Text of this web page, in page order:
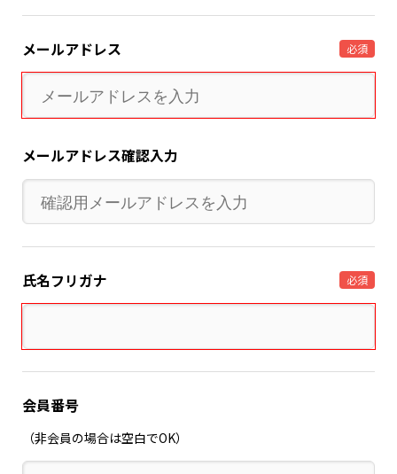
メールアドレス 必須
メールアドレス確認入力
氏名フリガナ 必須
会員番号
（非会員の場合は空白でOK）